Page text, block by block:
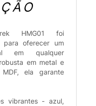
HMG01 foi
para oferecer um
em qualquer
em metal e
ela garante
vibrantes - azul,